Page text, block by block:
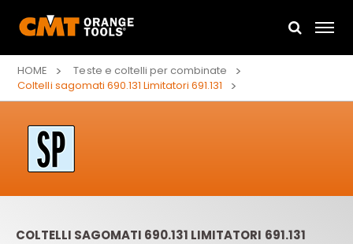
HOME
Teste e coltelli per combinate
Coltelli sagomati 690.131 Limitatori 691.131
COLTELLI SAGOMATI 690.131 LIMITATORI 691.131